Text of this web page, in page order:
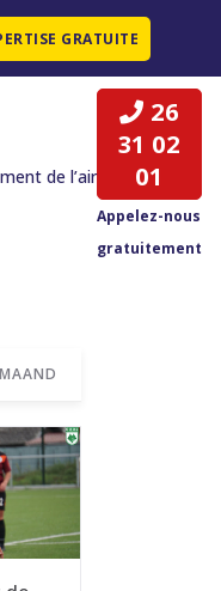
GRATUITE
de l’air
26
31 02
01
Appelez-nous
gratuitement